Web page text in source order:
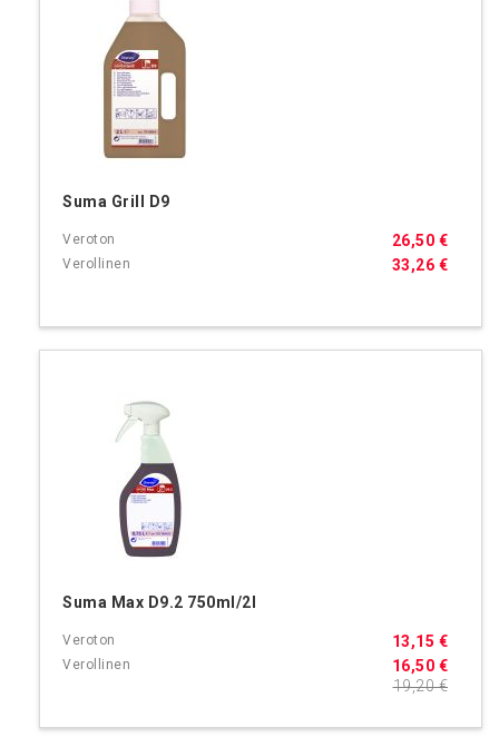
Suma Grill D9
33,26 €
26,50 €
Suma Max D9.2 750ml/2l
16,50 €
13,15 €
19,20 €